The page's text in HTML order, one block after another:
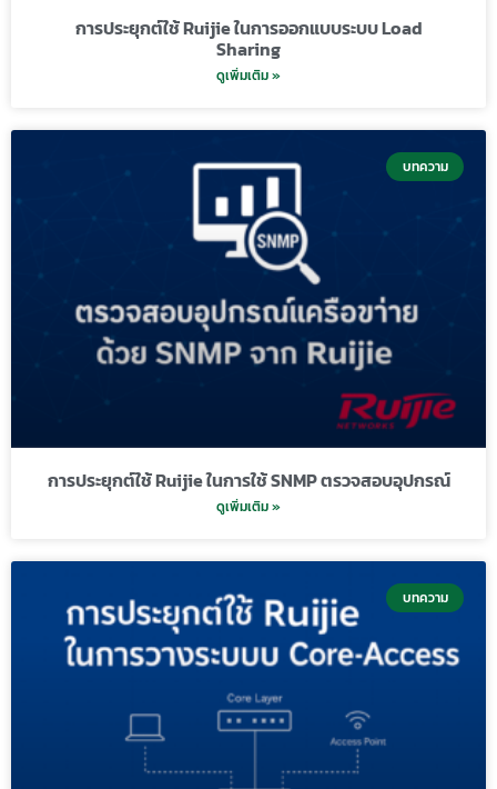
การประยุกต์ใช้ Ruijie ในการออกแบบระบบ Load
Sharing
ดูเพิ่มเติม »
บทความ
การประยุกต์ใช้ Ruijie ในการใช้ SNMP ตรวจสอบอุปกรณ์
ดูเพิ่มเติม »
บทความ